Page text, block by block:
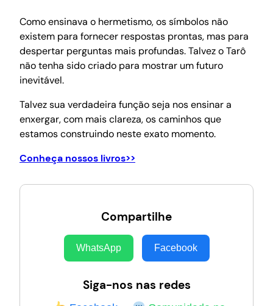
Como ensinava o hermetismo, os símbolos não
existem para fornecer respostas prontas, mas para
despertar perguntas mais profundas. Talvez o Tarô
não tenha sido criado para mostrar um futuro
inevitável.
Talvez sua verdadeira função seja nos ensinar a
enxergar, com mais clareza, os caminhos que
estamos construindo neste exato momento.
Conheça nossos livros>>
Compartilhe
WhatsApp Facebook
Siga-nos nas redes